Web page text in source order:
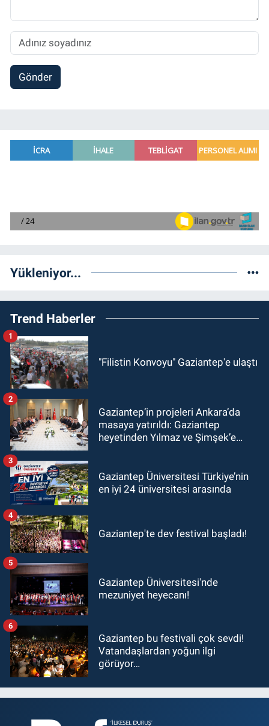
Gönder
Yükleniyor...
Trend Haberler
"Filistin Konvoyu" Gaziantep'e ulaştı
1
Gaziantep’in projeleri Ankara’da
masaya yatırıldı: Gaziantep
heyetinden Yılmaz ve Şimşek’e
2
Gaziantep Üniversitesi Türkiye’nin
en iyi 24 üniversitesi arasında
3
Gaziantep'te dev festival başladı!
4
Gaziantep Üniversitesi'nde
mezuniyet heyecanı!
5
Gaziantep bu festivali çok sevdi!
Vatandaşlardan yoğun ilgi
görüyor…
6